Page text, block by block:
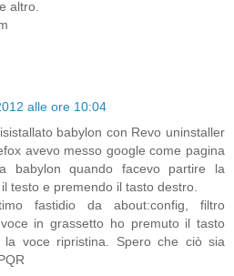
altro.
alle ore 10:04
babylon con Revo uninstaller
avevo messo google come pagina
babylon quando facevo partire la
testo e premendo il tasto destro.
fastidio da about:config, filtro
in grassetto ho premuto il tasto
la voce ripristina. Spero che ciò sia